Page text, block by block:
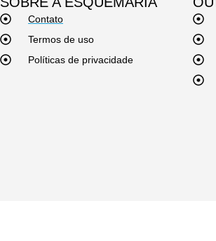
Contato
Termos de uso
Políticas de privacidade